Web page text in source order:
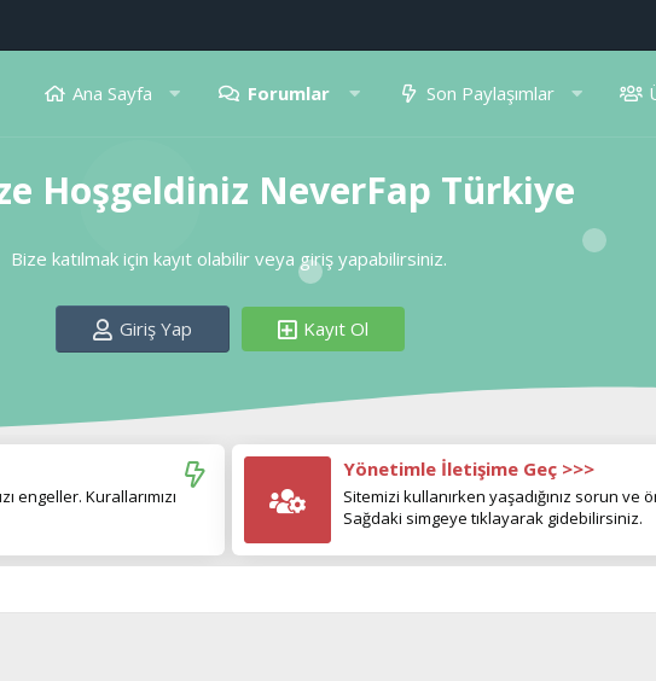
Ana Sayfa Forumlar Son Paylaşımlar
Hoşgeldiniz NeverFap Türkiye
Bize katılmak için kayıt olabilir veya giriş yapabilirsiniz.
Giriş Yap Kayıt Ol
engeller. Kurallarımızı
Yönetimle İletişime Geç >>>
Sitemizi kullanırken yaşadığınız sorun
Sağdaki simgeye tıklayarak gidebilirsiniz.